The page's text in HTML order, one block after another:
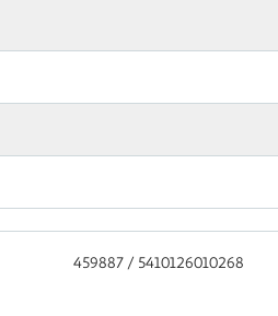
459887 / 5410126010268